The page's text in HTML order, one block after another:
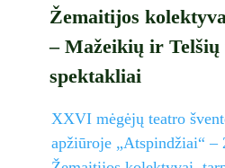
Žemaitijos
– Mažeikių ir Telšių
spektakliai
XXVI mėgėjų teatro
apžiūroje „Atspindžiai“ –